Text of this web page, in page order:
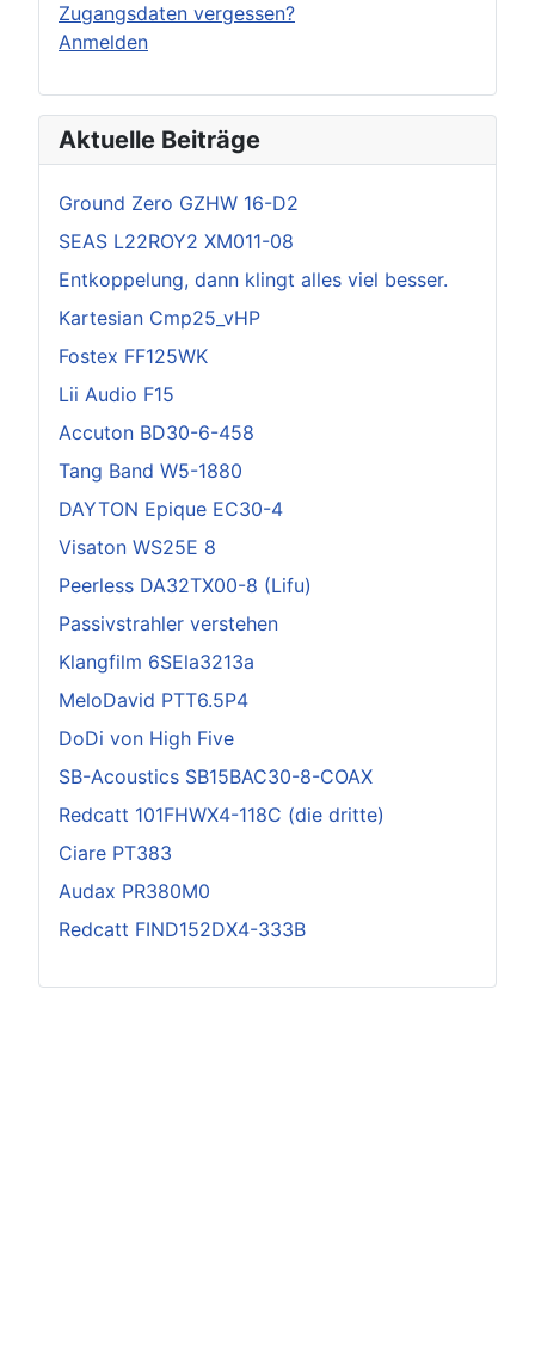
Zugangsdaten vergessen?
Anmelden
Aktuelle Beiträge
Ground Zero GZHW 16-D2
SEAS L22ROY2 XM011-08
Entkoppelung, dann klingt alles viel besser.
Kartesian Cmp25_vHP
Fostex FF125WK
Lii Audio F15
Accuton BD30-6-458
Tang Band W5-1880
DAYTON Epique EC30-4
Visaton WS25E 8
Peerless DA32TX00-8 (Lifu)
Passivstrahler verstehen
Klangfilm 6SEla3213a
MeloDavid PTT6.5P4
DoDi von High Five
SB-Acoustics SB15BAC30-8-COAX
Redcatt 101FHWX4-118C (die dritte)
Ciare PT383
Audax PR380M0
Redcatt FIND152DX4-333B